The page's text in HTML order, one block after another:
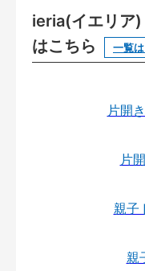
ieria(イエリア)
はこちら
一覧
片開
片
親子
親